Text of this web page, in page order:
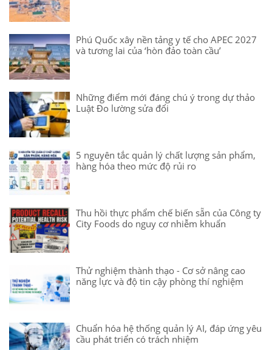
Phú Quốc xây nền tảng y tế cho APEC 2027
và tương lai của ‘hòn đảo toàn cầu’
Những điểm mới đáng chú ý trong dự thảo
Luật Đo lường sửa đổi
5 nguyên tắc quản lý chất lượng sản phẩm,
hàng hóa theo mức độ rủi ro
Thu hồi thực phẩm chế biến sẵn của Công ty
City Foods do nguy cơ nhiễm khuẩn
Thử nghiệm thành thạo - Cơ sở nâng cao
năng lực và độ tin cậy phòng thí nghiệm
Chuẩn hóa hệ thống quản lý AI, đáp ứng yêu
cầu phát triển có trách nhiệm